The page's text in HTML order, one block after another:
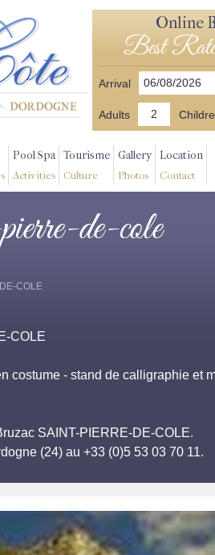
Online
Best Rate
Arrival
Adults
Pool Spa
Activities
Tourisme
Culture
Gallery
Photos
Location
Contact
de-cole
COLE
COLE
costume - stand de calligraphie et
SAINT-PIERRE-DE-COLE.
(24) au +33 (0)5 53 03 70 11.